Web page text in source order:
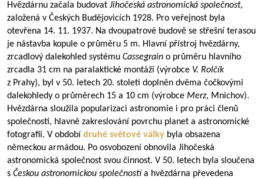
Hvězdárnu začala budovat Jihočeská astronomická společnost,
založená v Českých Budějovicích 1928. Pro veřejnost byla
otevřena 14. 11. 1937. Na dvoupatrové budově se střešní terasou
je nástavba kopule o průměru 5 m. Hlavní přístroj hvězdárny,
zrcadlový dalekohled systému Cassegrain o průměru hlavního
zrcadla 31 cm na paralaktické montáži (výrobce V. Rolčík
z Prahy), byl v 50. letech 20. století doplněn dvěma čočkovými
dalekohledy o průměrech 15 a 10 cm (výrobce Merz, Mnichov).
Hvězdárna sloužila popularizaci astronomie i pro práci členů
společnosti, hlavně zakreslování povrchu planet a astronomické
fotografii. V období druhé světové války byla obsazena
německou armádou. Po osvobození obnovila Jihočeská
astronomická společnost svou činnost. V 50. letech byla sloučena
s Českou astronomickou společností a hvězdárna převedena